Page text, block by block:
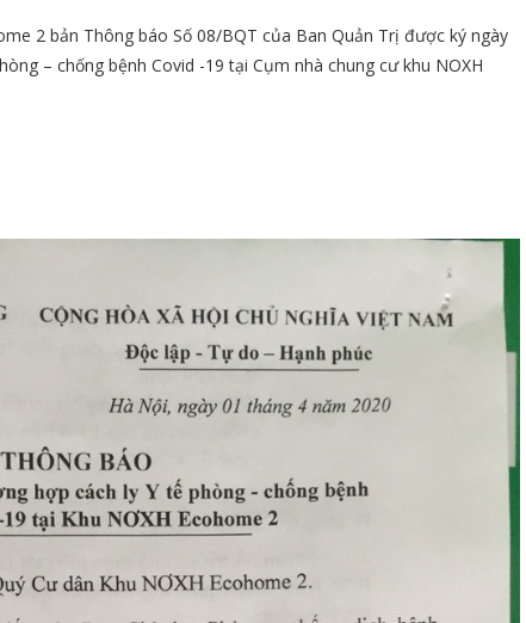
2 bản Thông báo Số 08/BQT của Ban Quản Trị được ký ngày
– chống bệnh Covid -19 tại Cụm nhà chung cư khu NOXH